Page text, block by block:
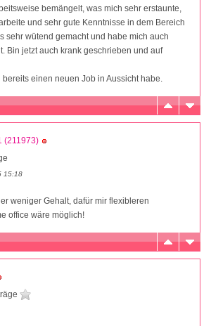
bemängelt, was mich sehr erstaunte,
und sehr gute Kenntnisse in dem Bereich
sehr wütend gemacht und habe mich auch
Bin jetzt auch krank geschrieben und auf
einen neuen Job in Aussicht habe.
(211973)
15:18
weniger Gehalt, dafür mir flexibleren
office wäre möglich!